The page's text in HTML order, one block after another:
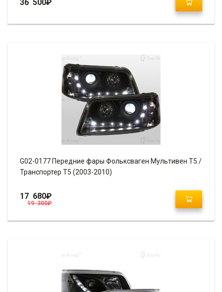
36 500₽
G02-0177 Передние фары Фольксваген Мультивен Т5 /
Транспортер Т5 (2003-2010)
19 300₽
17 680₽